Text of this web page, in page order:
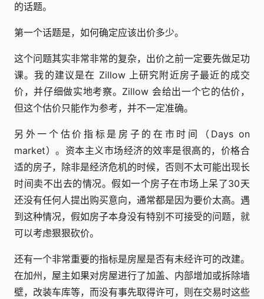
的话题。
第一个话题是，如何确定应该出价多少。
这个问题其实非常非常的复杂，出价之前一定要先做足功
课。我的建议是在 Zillow 上研究附近房子最近的成交
价，并仔细做实地考察。Zillow 会给出一个它的估价，
但这个估价只能作为参考，并不一定准确。
另外一个估价指标是房子的在市时间（Days on
market）。资本主义市场经济的效率是很高的，价格合
适的房子，除非是经济危机的时候，否则不太可能出现长
时间卖不出去的情况。假如一个房子在市场上呆了30天
还没有任何人提出购买意向，通常都是因为要价太高。遇
到这种情况，假如房子本身没有特别不可接受的问题，就
可以考虑狠狠砍价。
还有一个非常重要的指标是房屋是否有未经许可的改建。
在加州，屋主如果对房屋进行了加盖、内部增加或拆除墙
壁，改装车库等，而没有事先取得许可，则在交易时这些